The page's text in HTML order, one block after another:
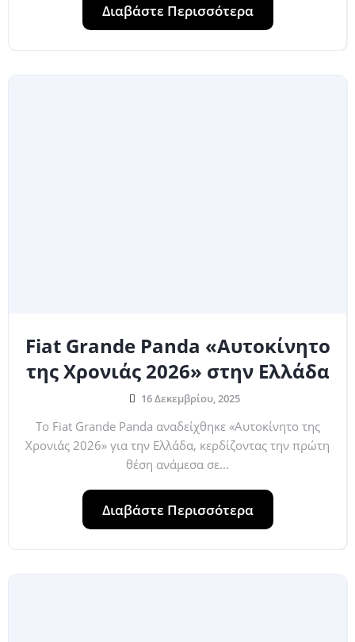
Διαβάστε Περισσότερα
Fiat Grande Panda «Αυτοκίνητο
της Χρονιάς 2026» στην Ελλάδα
16 Δεκεμβρίου, 2025
Το Fiat Grande Panda αναδείχθηκε «Αυτοκίνητο της
Χρονιάς 2026» για την Ελλάδα, κερδίζοντας την πρώτη
θέση ανάμεσα σε...
Διαβάστε Περισσότερα